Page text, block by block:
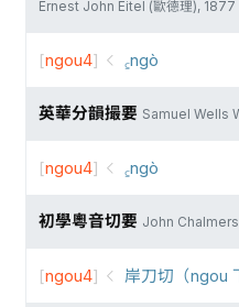
Ernest John Eitel (歐德理), 1877
[ngou4] ꜁ngò
英華分韻撮要 Samuel Wells
[ngou4] ꜁ngò
初學粵音切要 John Chalmers
[ngou4] 岸刀切（ngou